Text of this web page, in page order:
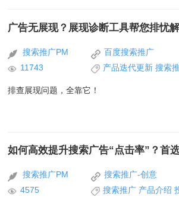
广告无展现？展现诊断工具帮您排忧解
搜索推广PM
百度搜索推广
11743
产品迭代更新 搜索
排查展现问题，全靠它！
搜索推广PM
搜索推广-创意
4575
搜索推广 产品介绍